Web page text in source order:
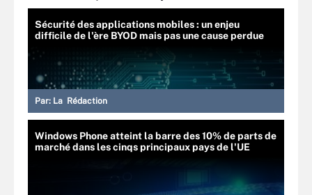
Sécurité des applications mobiles : un enjeu
difficile de l'ère BYOD mais pas une cause perdue
Par: La Rédaction
Windows Phone atteint la barre des 10% de parts de
marché dans les cinqs principaux pays de l'UE